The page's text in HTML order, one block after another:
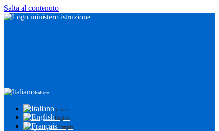
Salta al contenuto
Italiano
Italiano
English
Français